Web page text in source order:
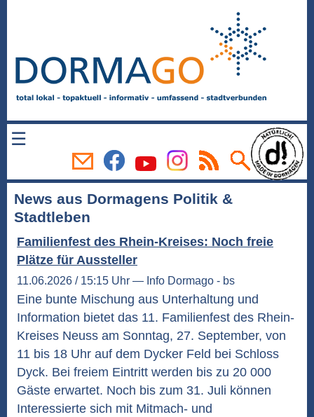
☰
News aus Dormagens Politik &
Stadtleben
Familienfest des Rhein-Kreises: Noch freie
Plätze für Aussteller
11.06.2026 / 15:15 Uhr — Info Dormago - bs
Eine bunte Mischung aus Unterhaltung und
Information bietet das 11. Familienfest des Rhein-
Kreises Neuss am Sonntag, 27. September, von
11 bis 18 Uhr auf dem Dycker Feld bei Schloss
Dyck. Bei freiem Eintritt werden bis zu 20 000
Gäste erwartet. Noch bis zum 31. Juli können
Interessierte sich mit Mitmach- und